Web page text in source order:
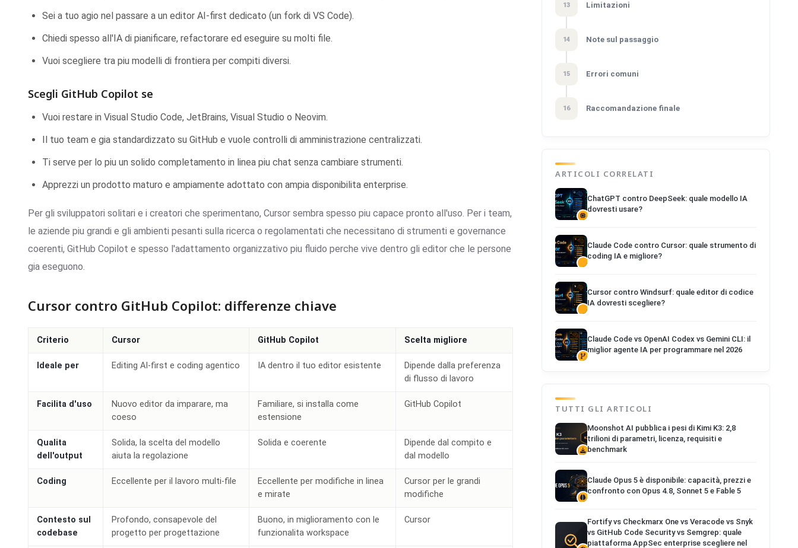
Sei a tuo agio nel passare a un editor AI-first dedicato (un fork di VS Code).
Chiedi spesso all'IA di pianificare, refactorare ed eseguire su molti file.
Vuoi scegliere tra piu modelli di frontiera per compiti diversi.
Scegli GitHub Copilot se
Vuoi restare in Visual Studio Code, JetBrains, Visual Studio o Neovim.
Il tuo team e gia standardizzato su GitHub e vuole controlli di amministrazione centralizzati.
Ti serve per lo piu un solido completamento in linea piu chat senza cambiare strumenti.
Apprezzi un prodotto maturo e ampiamente adottato con ampia disponibilita enterprise.
Per gli sviluppatori solitari e i creatori che sperimentano, Cursor sembra spesso piu capace pronto all'uso. Per i team,
le aziende piu grandi e gli ambienti pesanti sulla ricerca o regolamentati che necessitano di strumenti e governance
coerenti, GitHub Copilot e spesso l'adattamento organizzativo piu fluido perche vive dentro gli editor che le persone
gia eseguono.
Cursor contro GitHub Copilot: differenze chiave
Criterio Cursor GitHub Copilot Scelta migliore
Ideale per Editing AI-first e coding agentico IA dentro il tuo editor esistente
Dipende dalla preferenza
di flusso di lavoro
Facilita d'uso
Nuovo editor da imparare, ma
coeso
Familiare, si installa come
estensione
GitHub Copilot
Qualita
dell'output
Solida, la scelta del modello
aiuta la regolazione
Solida e coerente
Dipende dal compito e
dal modello
Coding Eccellente per il lavoro multi-file
Eccellente per modifiche in linea
e mirate
Cursor per le grandi
modifiche
Contesto sul
codebase
Profondo, consapevole del
progetto per progettazione
Buono, in miglioramento con le
funzionalita workspace
Cursor
13 Limitazioni
14 Note sul passaggio
15 Errori comuni
16 Raccomandazione finale
ARTICOLI CORRELATI
ChatGPT contro DeepSeek: quale modello IA
dovresti usare?
Claude Code contro Cursor: quale strumento di
coding IA e migliore?
Cursor contro Windsurf: quale editor di codice
IA dovresti scegliere?
Claude Code vs OpenAI Codex vs Gemini CLI: il
miglior agente IA per programmare nel 2026
TUTTI GLI ARTICOLI
Moonshot AI pubblica i pesi di Kimi K3: 2,8
trilioni di parametri, licenza, requisiti e
benchmark
Claude Opus 5 è disponibile: capacità, prezzi e
confronto con Opus 4.8, Sonnet 5 e Fable 5
Fortify vs Checkmarx One vs Veracode vs Snyk
vs GitHub Code Security vs Semgrep: quale
piattaforma AppSec enterprise scegliere nel